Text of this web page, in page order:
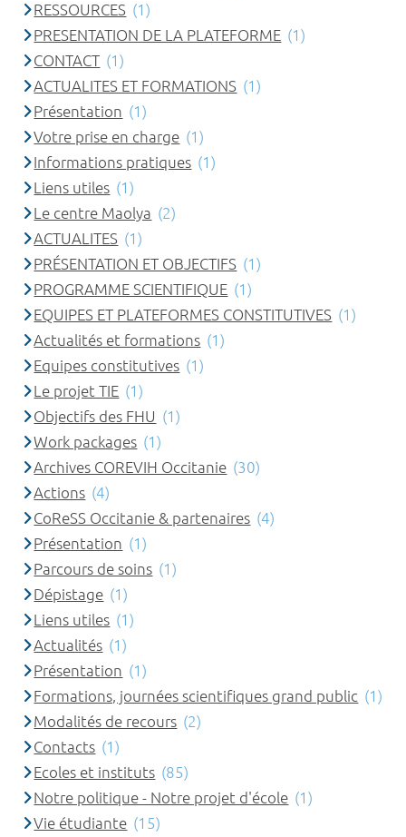
RESSOURCES (1)
PRESENTATION DE LA PLATEFORME (1)
CONTACT (1)
ACTUALITES ET FORMATIONS (1)
Présentation (1)
Votre prise en charge (1)
Informations pratiques (1)
Liens utiles (1)
Le centre Maolya (2)
ACTUALITES (1)
PRÉSENTATION ET OBJECTIFS (1)
PROGRAMME SCIENTIFIQUE (1)
EQUIPES ET PLATEFORMES CONSTITUTIVES (1)
Actualités et formations (1)
Equipes constitutives (1)
Le projet TIE (1)
Objectifs des FHU (1)
Work packages (1)
Archives COREVIH Occitanie (30)
Actions (4)
CoReSS Occitanie & partenaires (4)
Présentation (1)
Parcours de soins (1)
Dépistage (1)
Liens utiles (1)
Actualités (1)
Présentation (1)
Formations, journées scientifiques grand public (1)
Modalités de recours (2)
Contacts (1)
Ecoles et instituts (85)
Notre politique - Notre projet d'école (1)
Vie étudiante (15)